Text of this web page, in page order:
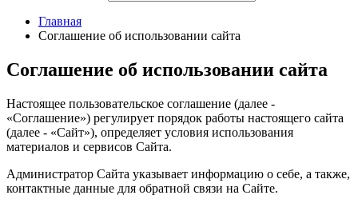
Главная
Соглашение об использовании сайта
Соглашение об использовании сайта
Настоящее пользовательское соглашение (далее -
«Соглашение») регулирует порядок работы настоящего сайта
(далее - «Сайт»), определяет условия использования
материалов и сервисов Сайта.
Администратор Сайта указывает информацию о себе, а также,
контактные данные для обратной связи на Сайте.